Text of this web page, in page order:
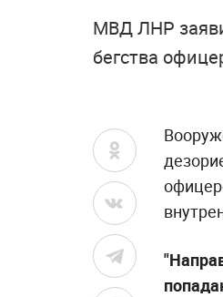
МВД ЛНР
бегства